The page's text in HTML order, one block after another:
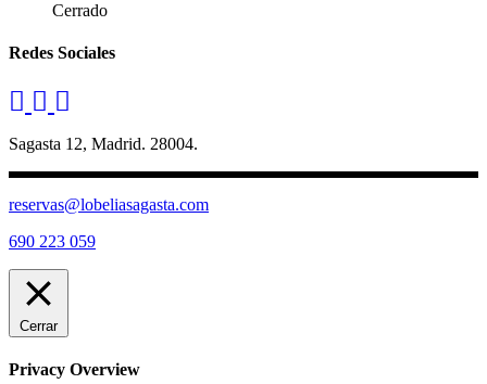
Cerrado
Redes Sociales
Sagasta 12, Madrid. 28004.
reservas@lobeliasagasta.com
690 223 059
Cerrar
Privacy Overview